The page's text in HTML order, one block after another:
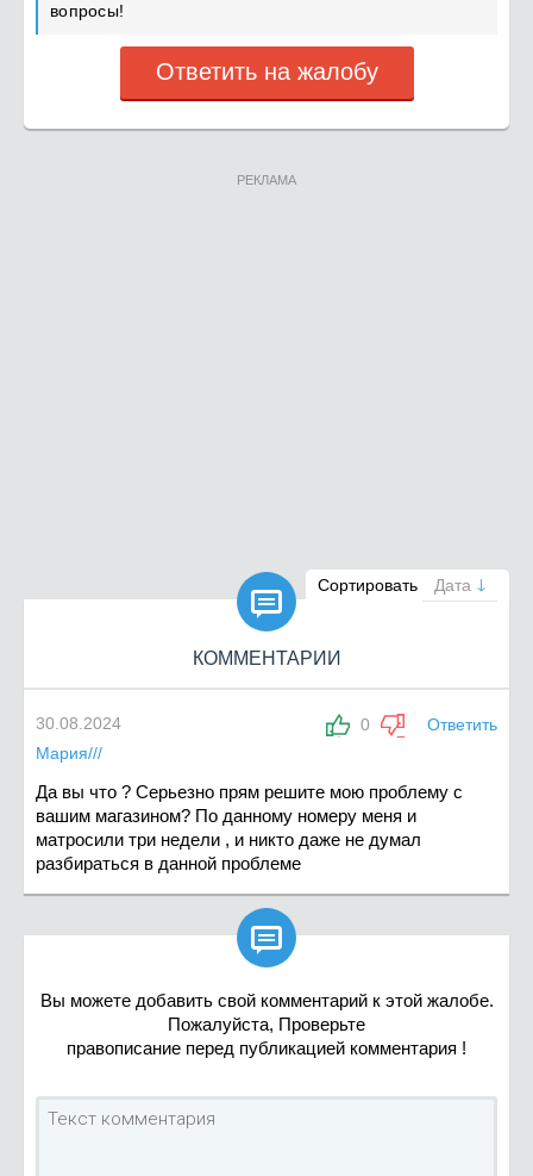
вопросы!
Ответить на жалобу
РЕКЛАМА
Сортировать Дата

КОММЕНТАРИИ
0 Ответить
30.08.2024
Мария///
Да вы что ? Серьезно прям решите мою проблему с
вашим магазином? По данному номеру меня и
матросили три недели , и никто даже не думал
разбираться в данной проблеме

Вы можете добавить свой комментарий к этой жалобе.
Пожалуйста, Проверьте
правописание перед публикацией комментария !